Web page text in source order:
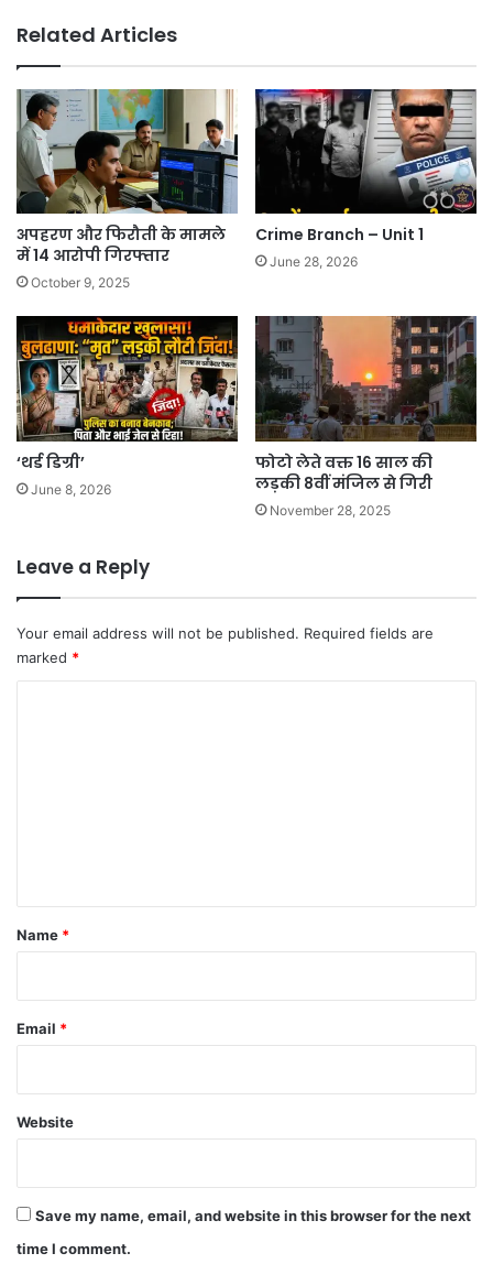
Related Articles
अपहरण और फिरौती के मामले
में 14 आरोपी गिरफ्तार
October 9, 2025
Crime Branch – Unit 1
June 28, 2026
‘थर्ड डिग्री’
June 8, 2026
फोटो लेते वक्त 16 साल की
लड़की 8वीं मंजिल से गिरी
November 28, 2025
Leave a Reply
Your email address will not be published. Required fields are
marked *
*
Name *
Email *
Website
Save my name, email, and website in this browser for the next
time I comment.